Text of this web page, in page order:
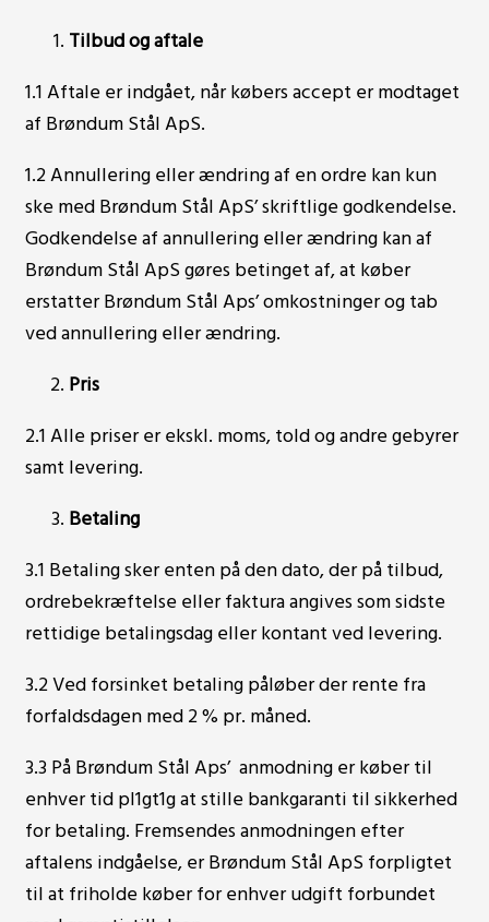
Tilbud og aftale
1.1 Aftale er indgået, når købers accept er modtaget
af Brøndum Stål ApS.
1.2 Annullering eller ændring af en ordre kan kun
ske med Brøndum Stål ApS’ skriftlige godkendelse.
Godkendelse af annullering eller ændring kan af
Brøndum Stål ApS gøres betinget af, at køber
erstatter Brøndum Stål Aps’ omkostninger og tab
ved annullering eller ændring.
Pris
2.1 Alle priser er ekskl. moms, told og andre gebyrer
samt levering.
Betaling
3.1 Betaling sker enten på den dato, der på tilbud,
ordrebekræftelse eller faktura angives som sidste
rettidige betalingsdag eller kontant ved levering.
3.2 Ved forsinket betaling påløber der rente fra
forfaldsdagen med 2 % pr. måned.
3.3 På Brøndum Stål Aps’ anmodning er køber til
enhver tid pl1gt1g at stille bankgaranti til sikkerhed
for betaling. Fremsendes anmodningen efter
aftalens indgåelse, er Brøndum Stål ApS forpligtet
til at friholde køber for enhver udgift forbundet